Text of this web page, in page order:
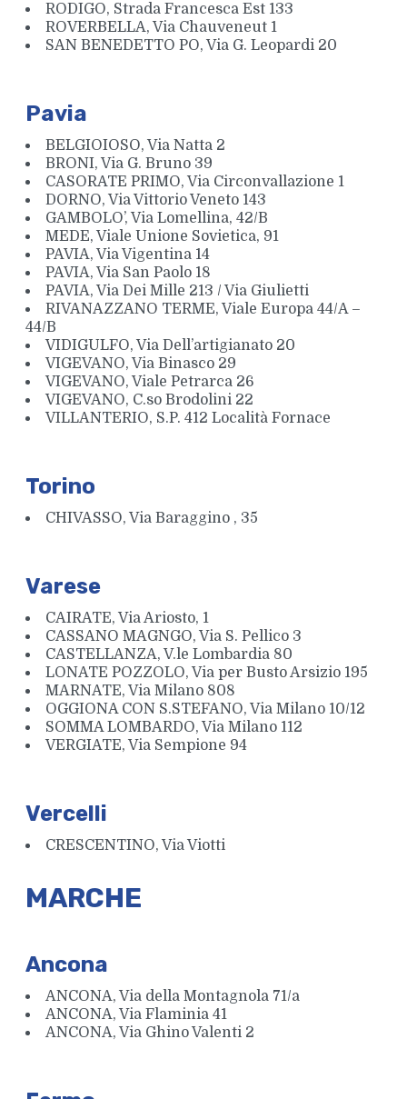
RODIGO, Strada Francesca Est 133
ROVERBELLA, Via Chauveneut 1
SAN BENEDETTO PO, Via G. Leopardi 20
Pavia
BELGIOIOSO, Via Natta 2
BRONI, Via G. Bruno 39
CASORATE PRIMO, Via Circonvallazione 1
DORNO, Via Vittorio Veneto 143
GAMBOLO’, Via Lomellina, 42/B
MEDE, Viale Unione Sovietica, 91
PAVIA, Via Vigentina 14
PAVIA, Via San Paolo 18
PAVIA, Via Dei Mille 213 / Via Giulietti
RIVANAZZANO TERME, Viale Europa 44/A –
44/B
VIDIGULFO, Via Dell’artigianato 20
VIGEVANO, Via Binasco 29
VIGEVANO, Viale Petrarca 26
VIGEVANO, C.so Brodolini 22
VILLANTERIO, S.P. 412 Località Fornace
Torino
CHIVASSO, Via Baraggino , 35
Varese
CAIRATE, Via Ariosto, 1
CASSANO MAGNGO, Via S. Pellico 3
CASTELLANZA, V.le Lombardia 80
LONATE POZZOLO, Via per Busto Arsizio 195
MARNATE, Via Milano 808
OGGIONA CON S.STEFANO, Via Milano 10/12
SOMMA LOMBARDO, Via Milano 112
VERGIATE, Via Sempione 94
Vercelli
CRESCENTINO, Via Viotti
MARCHE
Ancona
ANCONA, Via della Montagnola 71/a
ANCONA, Via Flaminia 41
ANCONA, Via Ghino Valenti 2